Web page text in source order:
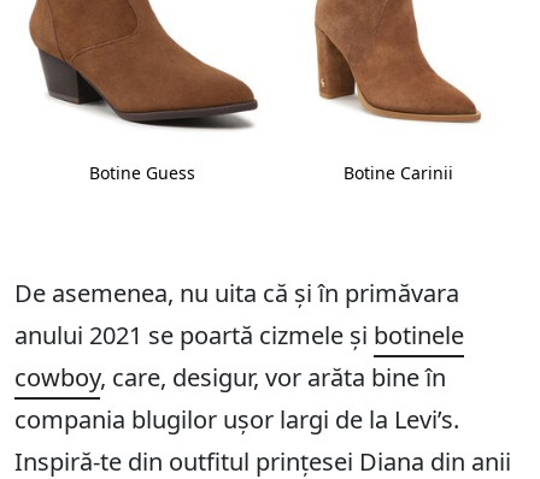
Botine Guess Botine Carinii
De asemenea, nu uita că și în primăvara
anului 2021 se poartă cizmele și botinele
cowboy, care, desigur, vor arăta bine în
compania blugilor ușor largi de la Levi’s.
Inspiră-te din outfitul prințesei Diana din anii